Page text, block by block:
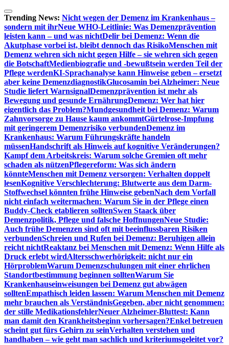
Zum
Inhalt
springen
Trending News: Nicht wegen der Demenz im Krankenhaus –
sondern mit ihrNeue WHO-Leitlinie: Was Demenzprävention
leisten kann – und was nichtDelir bei Demenz: Wenn die
Akutphase vorbei ist, bleibt dennoch das RisikoMenschen mit
Demenz wehren sich nicht gegen Hilfe – sie wehren sich gegen
die BotschaftMedienbiografie und -bewußtsein werden Teil der
Pflege werdenKI-Sprachanalyse kann Hinweise geben – ersetzt
aber keine DemenzdiagnostikGlucosamin bei Alzheimer: Neue
Studie liefert WarnsignalDemenzprävention ist mehr als
Bewegung und gesunde ErnährungDemenz: Wer hat hier
eigentlich das Problem?Mundgesundheit bei Demenz: Warum
Zahnvorsorge zu Hause kaum ankommtGürtelrose-Impfung
mit geringerem Demenzrisiko verbundenDemenz im
Krankenhaus: Warum Führungskräfte handeln
müssenHandschrift als Hinweis auf kognitive Veränderungen?
Kampf dem Arbeitskreis: Warum solche Gremien oft mehr
schaden als nützenPflegereform: Was sich ändern
könnteMenschen mit Demenz versorgen: Verhalten doppelt
lesenKognitive Verschlechterung: Blutwerte aus dem Darm-
Stoffwechsel könnten frühe Hinweise gebenNach dem Vorfall
nicht einfach weitermachen: Warum Sie in der Pflege einen
Buddy-Check etablieren solltenSwen Staack über
Demenzpolitik, Pflege und falsche HoffnungenNeue Studie:
Auch frühe Demenzen sind oft mit beeinflussbaren Risiken
verbundenSchreien und Rufen bei Demenz: Beruhigen allein
reicht nichtReaktanz bei Menschen mit Demenz: Wenn Hilfe als
Druck erlebt wirdAltersschwerhörigkeit: nicht nur ein
HörproblemWarum Demenzschulungen mit einer ehrlichen
Standortbestimmung beginnen solltenWarum Sie
Krankenhauseinweisungen bei Demenz gut abwägen
solltenEmpathisch leiden lassen: Warum Menschen mit Demenz
mehr brauchen als VerständnisGegeben, aber nicht genommen:
der stille MedikationsfehlerNeuer Alzheimer-Bluttest: Kann
man damit den Krankheitsbeginn vorhersagen?Enkel betreuen
scheint gut fürs Gehirn zu seinVerhalten verstehen und
handhaben – wie geht man sachlich und kriteriumsgeleitet vor?